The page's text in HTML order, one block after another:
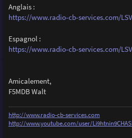
Anglais :
https://www.radio-cb-services.com/
Espagnol :
https://www.radio-cb-services.com/
Amicalement,
F5MDB Walt
http://www.radio-cb-services.com
http://www.youtube.com/user/